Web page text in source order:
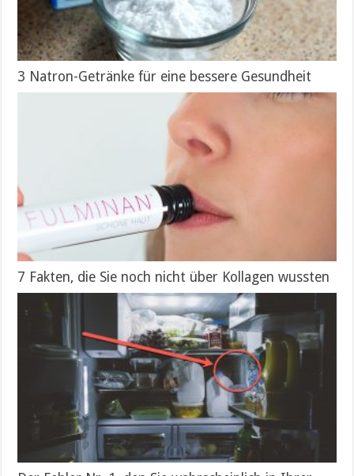
3 Natron-Getränke für eine bessere Gesundheit
7 Fakten, die Sie noch nicht über Kollagen wussten